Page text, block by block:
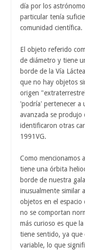
día por los
particular tenía
comunidad científica.
El objeto referido
de diámetro y tiene
borde de la Vía
que no hay objetos
origen
'podría' pertenecer a
avanzada se produjo
identificaron otras
1991VG.
Como mencionamos
tiene una órbita
borde de nuestra
inusualmente similar
objetos en el
no se comportan
más curioso es que
tiene sentido, ya que
variable, lo que